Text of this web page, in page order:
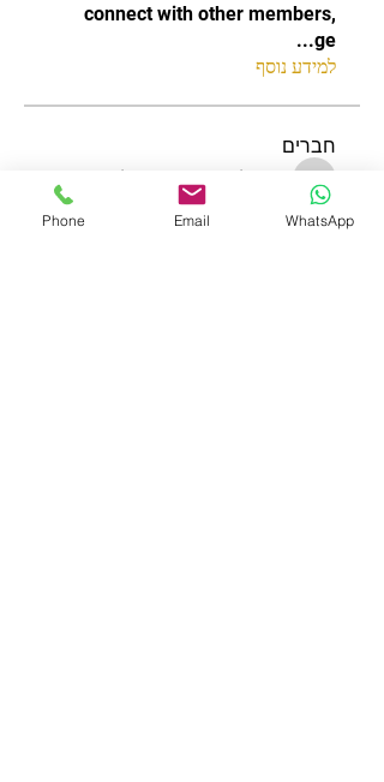
connect with other members,
ge
...
למידע נוסף
חברים
increased.tapir.vubt
increased.tapir.vubt
Edee Smith
עקוב
Phone Email WhatsApp